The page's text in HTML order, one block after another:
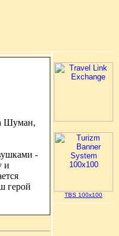
TBS 100x100
Шуман,
-
и
герой